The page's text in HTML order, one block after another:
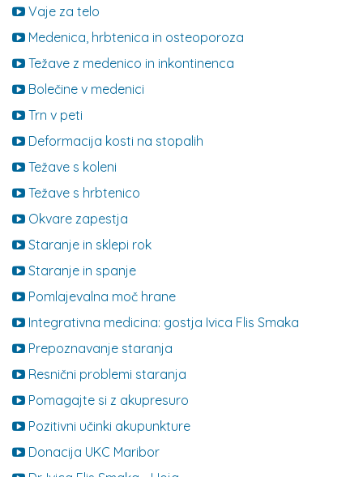
Vaje za telo
Medenica, hrbtenica in osteoporoza
Težave z medenico in inkontinenca
Bolečine v medenici
Trn v peti
Deformacija kosti na stopalih
Težave s koleni
Težave s hrbtenico
Okvare zapestja
Staranje in sklepi rok
Staranje in spanje
Pomlajevalna moč hrane
Integrativna medicina: gostja Ivica Flis Smaka
Prepoznavanje staranja
Resnični problemi staranja
Pomagajte si z akupresuro
Pozitivni učinki akupunkture
Donacija UKC Maribor